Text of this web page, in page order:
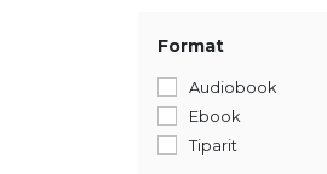
Format
Audiobook
Ebook
Tiparit